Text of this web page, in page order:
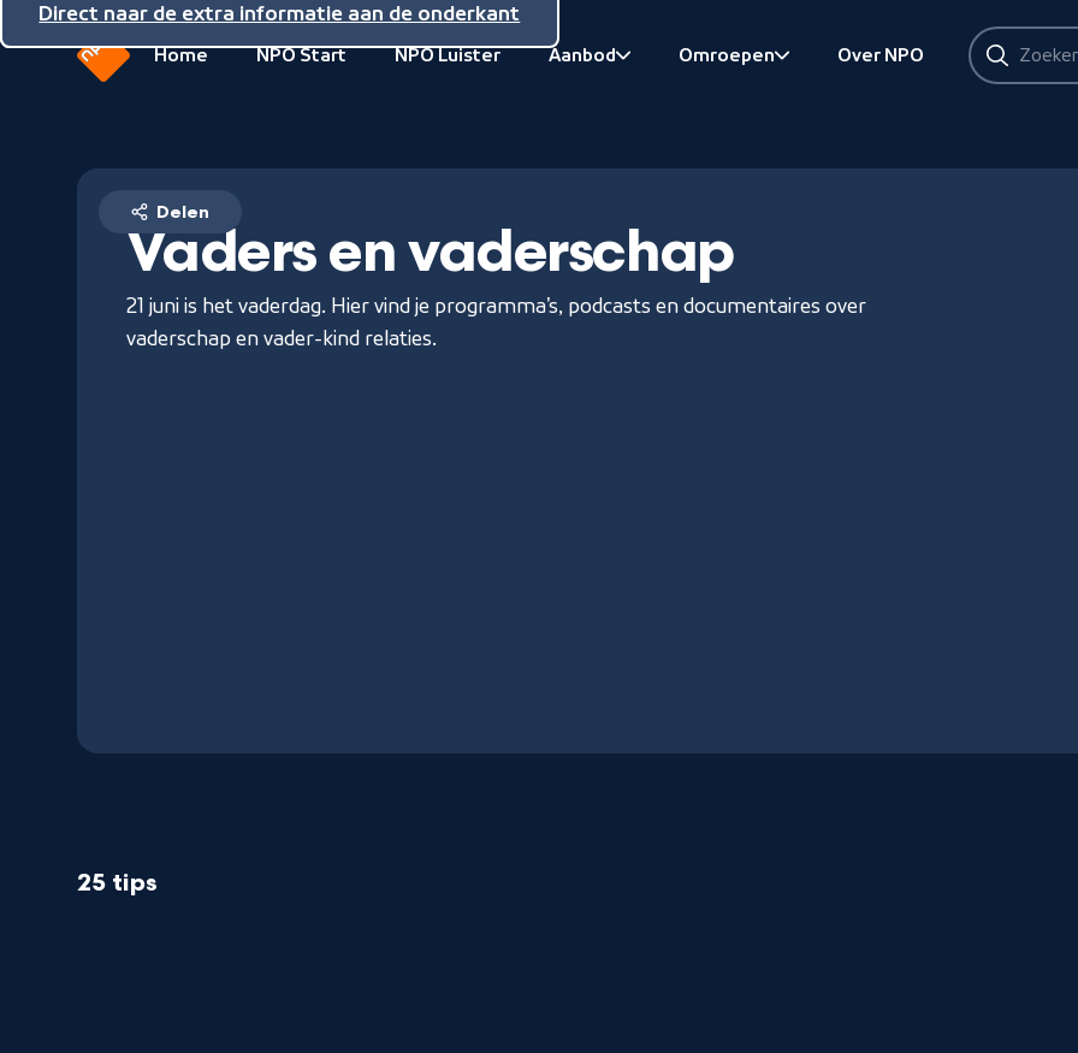
Direct naar de inhoud
Direct naar de hoofdnavigatie
Direct naar de extra informatie aan de onderkant
van
Home NPO Start NPO Luister
Aanbod
Omroepen
Over NPO
Zoeken
Zoeken
Vaders en vaderschap
21 juni is het vaderdag. Hier vind je programma's, podcasts en documentaires over
vaderschap en vader-kind relaties.
Delen
25 tips